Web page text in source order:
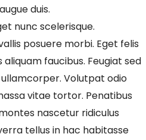
duis.
nunc scelerisque.
posuere morbi. Eget felis
faucibus. Feugiat sed
Volutpat odio
vitae tortor. Penatibus
nascetur ridiculus
tellus in hac habitasse